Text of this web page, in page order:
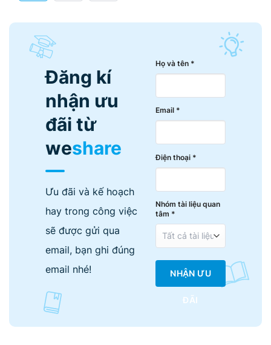
Đăng kí
nhận ưu
đãi từ
weshare
Ưu đãi và kế hoạch
hay trong công việc
sẽ được gửi qua
email, bạn ghi đúng
email nhé!
Họ và tên *
Email *
Điện thoại *
Nhóm tài liệu quan
tâm *
NHẬN ƯU
ĐÃI